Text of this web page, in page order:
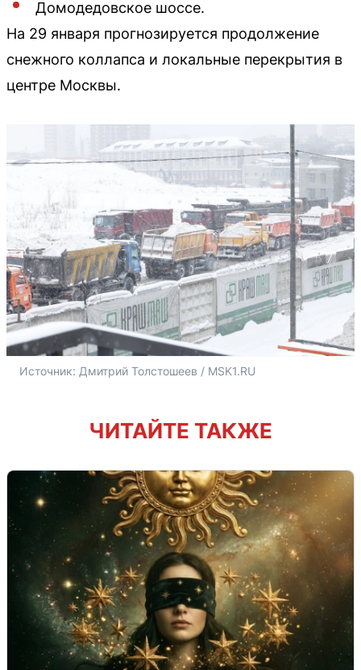
Домодедовское шоссе.
На 29 января прогнозируется продолжение
снежного коллапса и локальные перекрытия в
центре Москвы.
Источник: Дмитрий Толстошеев / MSK1.RU
ЧИТАЙТЕ ТАКЖЕ